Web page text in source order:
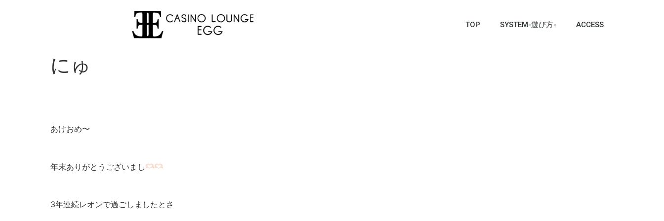
TOP SYSTEM-遊び方- ACCESS
にゅ
あけおめ〜
年末ありがとうございまし
3年連続レオンで過ごしましたとさ